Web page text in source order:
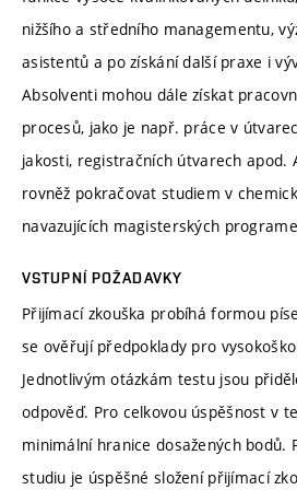
nižšího a středního managementu,
asistentů a po získání další praxe i
Absolventi mohou dále získat
procesů, jako je např. práce v
jakosti, registračních útvarech apod.
rovněž pokračovat studiem v
navazujících magisterských
VSTUPNÍ POŽADAVKY
Přijímací zkouška probíhá formou
se ověřují předpoklady pro
Jednotlivým otázkám testu jsou
odpověď. Pro celkovou úspěšnost v
minimální hranice dosažených bodů.
studiu je úspěšné složení přijímací